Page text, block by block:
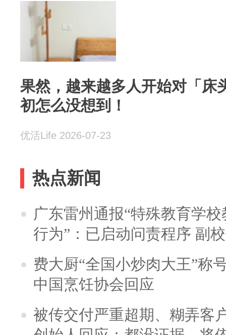
果然，越来越多人开始对「床
初怎么没想到！
优活Life 2026-07-23
热点新闻
广东雷州通报“特殊教育学
行为”：已启动问责程序 副
费大厨“全国小炒肉大王”称
中国烹饪协会回应
被传交付严重超期、糊弄客